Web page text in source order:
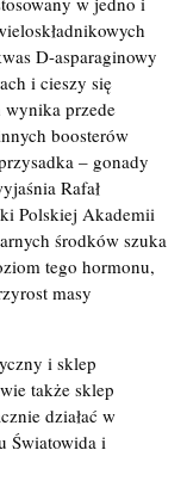
D-asparaginowy
i cieszy się
wynika przede
boosterów
– gonady
Rafał
Polskiej Akademii
środków szuka
tego hormonu,
masy
i sklep
także sklep
działać w
Światowida i